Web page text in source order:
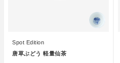
Spot Edition
唐草ぶどう 軽量仙茶